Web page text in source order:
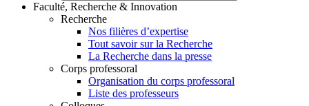
Faculté, Recherche & Innovation
Recherche
Nos filières d’expertise
Tout savoir sur la Recherche
La Recherche dans la presse
Corps professoral
Organisation du corps professoral
Liste des professeurs